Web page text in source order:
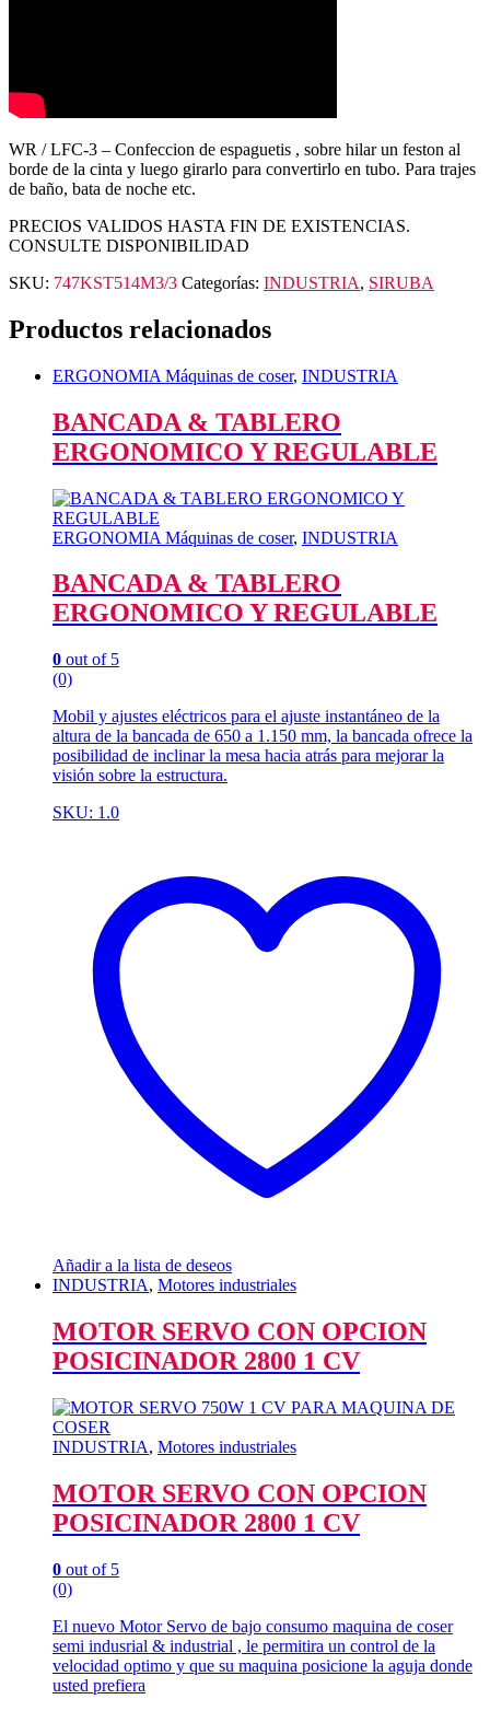
WR / LFC-3 – Confeccion de espaguetis , sobre hilar un feston al
borde de la cinta y luego girarlo para convertirlo en tubo. Para trajes
de baño, bata de noche etc.
PRECIOS VALIDOS HASTA FIN DE EXISTENCIAS.
CONSULTE DISPONIBILIDAD
SKU: 747KST514M3/3 Categorías: INDUSTRIA, SIRUBA
Productos relacionados
ERGONOMIA Máquinas de coser, INDUSTRIA
BANCADA & TABLERO
ERGONOMICO Y REGULABLE
ERGONOMIA Máquinas de coser, INDUSTRIA
BANCADA & TABLERO
ERGONOMICO Y REGULABLE
0 out of 5
(0)
Mobil y ajustes eléctricos para el ajuste instantáneo de la
altura de la bancada de 650 a 1.150 mm, la bancada ofrece la
posibilidad de inclinar la mesa hacia atrás para mejorar la
visión sobre la estructura.
SKU: 1.0
Añadir a la lista de deseos
INDUSTRIA, Motores industriales
MOTOR SERVO CON OPCION
POSICINADOR 2800 1 CV
INDUSTRIA, Motores industriales
MOTOR SERVO CON OPCION
POSICINADOR 2800 1 CV
0 out of 5
(0)
El nuevo Motor Servo de bajo consumo maquina de coser
semi indusrial & industrial , le permitira un control de la
velocidad optimo y que su maquina posicione la aguja donde
usted prefiera